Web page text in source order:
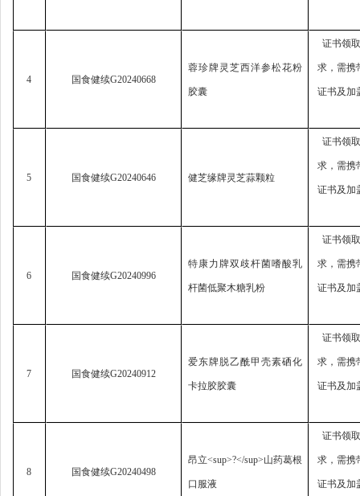
4 国食健续G20240668
蓉珍牌灵芝西洋参松花粉
胶囊
证书领
求， 需携
证书及加
5 国食健续G20240646 健芝缘牌灵芝蒜颗粒
证书领
求， 需携
证书及加
6 国食健续G20240996
特康力牌双歧杆菌嗜酸乳
杆菌低聚木糖乳粉
证书领
求， 需携
证书及加
7 国食健续G20240912
爱东牌脱乙酰甲壳素硒化
卡拉胶胶囊
证书领
求， 需携
证书及加
8 国食健续G20240498
昂立<sup>?</sup>山药葛根
口服液
证书领
求， 需携
证书及加